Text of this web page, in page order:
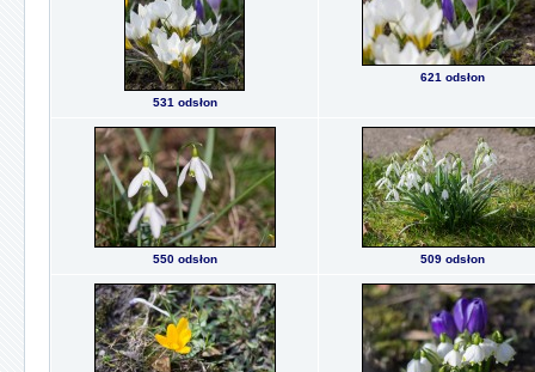
531 odsłon
621 odsłon
550 odsłon 509 odsłon